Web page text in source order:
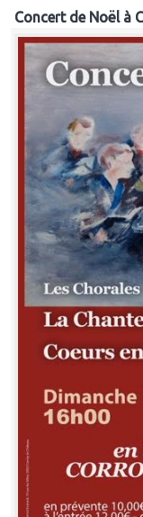
Concert de Noël à